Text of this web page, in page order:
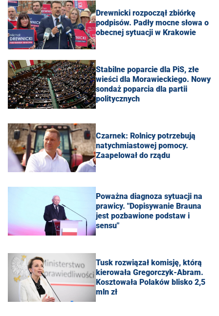
Drewnicki rozpoczął zbiórkę
podpisów. Padły mocne słowa o
obecnej sytuacji w Krakowie
Stabilne poparcie dla PiS, złe
wieści dla Morawieckiego. Nowy
sondaż poparcia dla partii
politycznych
Czarnek: Rolnicy potrzebują
natychmiastowej pomocy.
Zaapelował do rządu
Poważna diagnoza sytuacji na
prawicy. "Dopisywanie Brauna
jest pozbawione podstaw i
sensu"
Tusk rozwiązał komisję, którą
kierowała Gregorczyk-Abram.
Kosztowała Polaków blisko 2,5
mln zł